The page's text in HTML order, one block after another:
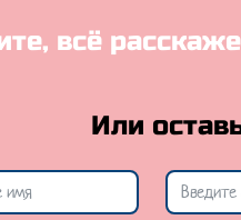
всё
Или